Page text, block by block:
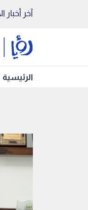
آخر
الرئيسية